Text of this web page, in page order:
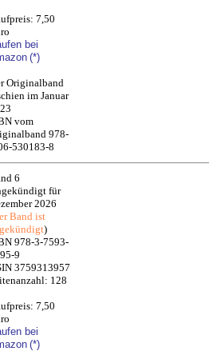
7,50
bei
(*)
Originalband
im Januar
vom
978-
530183-8
6
für
2026
Band ist
)
978-3-7593-
9
3759313957
128
7,50
bei
(*)